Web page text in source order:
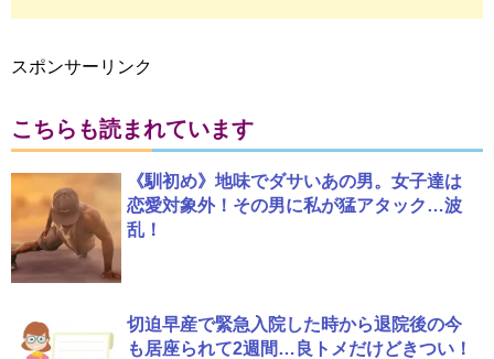
スポンサーリンク
こちらも読まれています
《馴初め》地味でダサいあの男。女子達は
恋愛対象外！その男に私が猛アタック…波
乱！
切迫早産で緊急入院した時から退院後の今
も居座られて2週間…良トメだけどきつい！